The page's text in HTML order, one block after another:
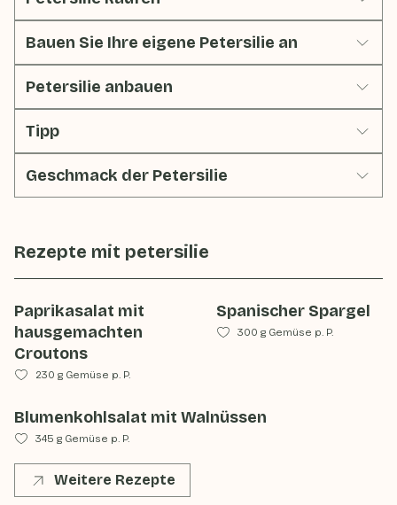
Bauen Sie Ihre eigene Petersilie an
Petersilie anbauen
Tipp
Geschmack der Petersilie
Rezepte mit petersilie
Paprikasalat mit
hausgemachten
Croutons
230 g Gemüse p. P.
Spanischer Spargel
300 g Gemüse p. P.
Blumenkohlsalat mit Walnüssen
345 g Gemüse p. P.
Weitere Rezepte